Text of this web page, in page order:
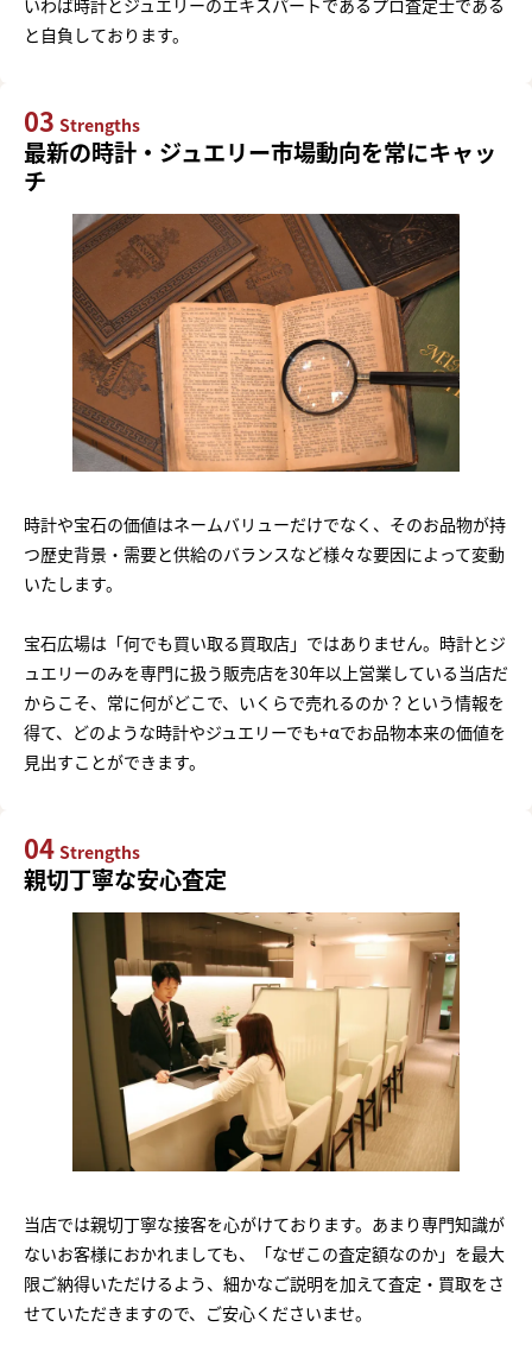
と自負しております。
03 Strengths
最新の時計・ジュエリー市場動向を常にキャッ
チ
時計や宝石の価値はネームバリューだけでなく、そのお品物が持
つ歴史背景・需要と供給のバランスなど様々な要因によって変動
いたします。
宝石広場は「何でも買い取る買取店」ではありません。時計とジ
ュエリーのみを専門に扱う販売店を30年以上営業している当店だ
からこそ、常に何がどこで、いくらで売れるのか？という情報を
得て、どのような時計やジュエリーでも+αでお品物本来の価値を
見出すことができます。
04 Strengths
親切丁寧な安心査定
当店では親切丁寧な接客を心がけております。あまり専門知識が
ないお客様におかれましても、「なぜこの査定額なのか」を最大
限ご納得いただけるよう、細かなご説明を加えて査定・買取をさ
せていただきますので、ご安心くださいませ。